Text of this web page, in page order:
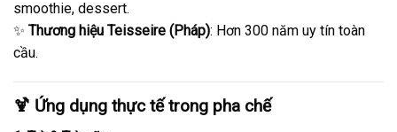
smoothie, dessert.
✨ Thương hiệu Teisseire (Pháp): Hơn 300 năm uy tín toàn
cầu.
🍹 Ứng dụng thực tế trong pha chế